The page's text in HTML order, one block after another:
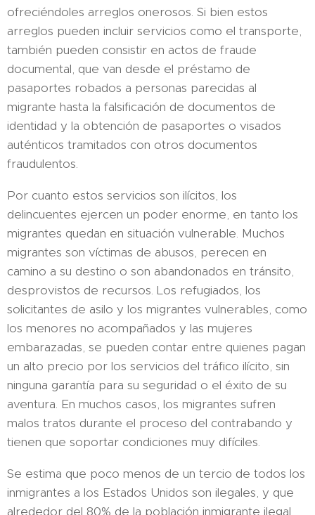
ofreciéndoles arreglos onerosos. Si bien estos
arreglos pueden incluir servicios como el transporte,
también pueden consistir en actos de fraude
documental, que van desde el préstamo de
pasaportes robados a personas parecidas al
migrante hasta la falsificación de documentos de
identidad y la obtención de pasaportes o visados
auténticos tramitados con otros documentos
fraudulentos.
Por cuanto estos servicios son ilícitos, los
delincuentes ejercen un poder enorme, en tanto los
migrantes quedan en situación vulnerable. Muchos
migrantes son víctimas de abusos, perecen en
camino a su destino o son abandonados en tránsito,
desprovistos de recursos. Los refugiados, los
solicitantes de asilo y los migrantes vulnerables, como
los menores no acompañados y las mujeres
embarazadas, se pueden contar entre quienes pagan
un alto precio por los servicios del tráfico ilícito, sin
ninguna garantía para su seguridad o el éxito de su
aventura. En muchos casos, los migrantes sufren
malos tratos durante el proceso del contrabando y
tienen que soportar condiciones muy difíciles.
Se estima que poco menos de un tercio de todos los
inmigrantes a los Estados Unidos son ilegales, y que
alrededor del 80% de la población inmigrante ilegal